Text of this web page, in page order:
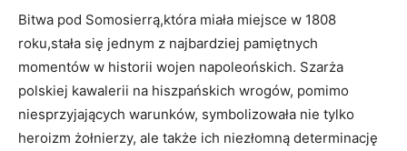
Bitwa⁢ pod‌ Somosierrą,która miała miejsce w⁣ 1808
roku,stała się jednym z najbardziej pamiętnych
momentów w historii wojen napoleońskich. Szarża
polskiej kawalerii na hiszpańskich ‍wrogów,‌ pomimo
niesprzyjających warunków, symbolizowała ⁣nie ⁢tylko
heroizm żołnierzy,⁢ ale także ich ‍niezłomną⁣ determinację